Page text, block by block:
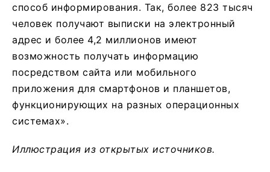
способ информирования. Так, более 823 тысяч
человек получают выписки на электронный
адрес и более 4,2 миллионов имеют
возможность получать информацию
посредством сайта или мобильного
приложения для смартфонов и планшетов,
функционирующих на разных операционных
системах».
Иллюстрация из открытых источников.